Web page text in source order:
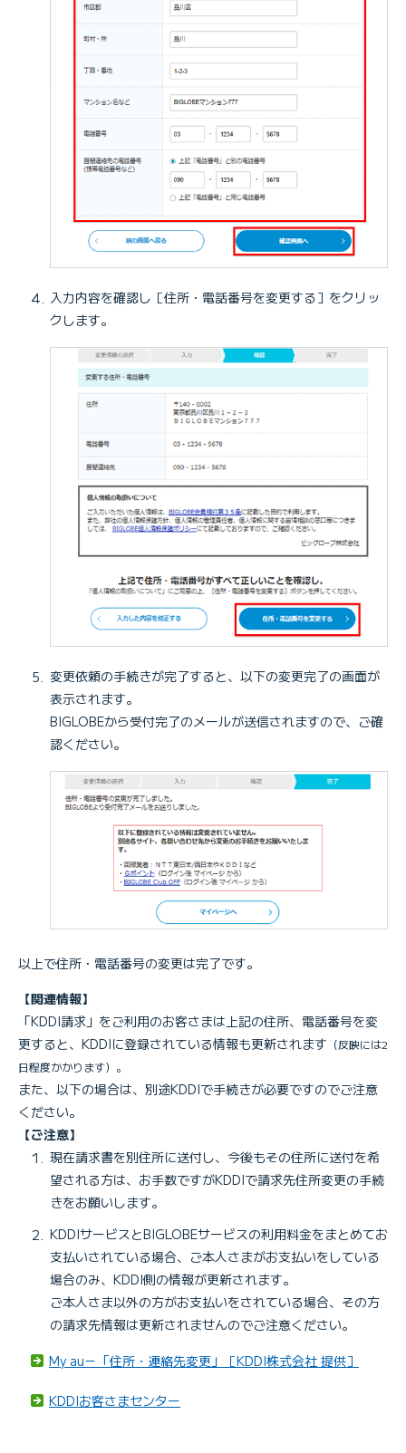
入力内容を確認し［住所・電話番号を変更する］をクリッ
クします。
変更依頼の手続きが完了すると、以下の変更完了の画面が
表示されます。
BIGLOBEから受付完了のメールが送信されますので、ご確
認ください。
以上で住所・電話番号の変更は完了です。
【関連情報】
「KDDI請求」をご利用のお客さまは上記の住所、電話番号を変
更すると、KDDIに登録されている情報も更新されます （反映には2
日程度かかります）。
また、以下の場合は、別途KDDIで手続きが必要ですのでご注意
ください。
【ご注意】
現在請求書を別住所に送付し、今後もその住所に送付を希
望される方は、お手数ですがKDDIで請求先住所変更の手続
きをお願いします。
KDDIサービスとBIGLOBEサービスの利用料金をまとめてお
支払いされている場合、ご本人さまがお支払いをしている
場合のみ、KDDI側の情報が更新されます。
ご本人さま以外の方がお支払いをされている場合、その方
の請求先情報は更新されませんのでご注意ください。
My au－「住所・連絡先変更」［KDDI株式会社 提供］
KDDIお客さまセンター